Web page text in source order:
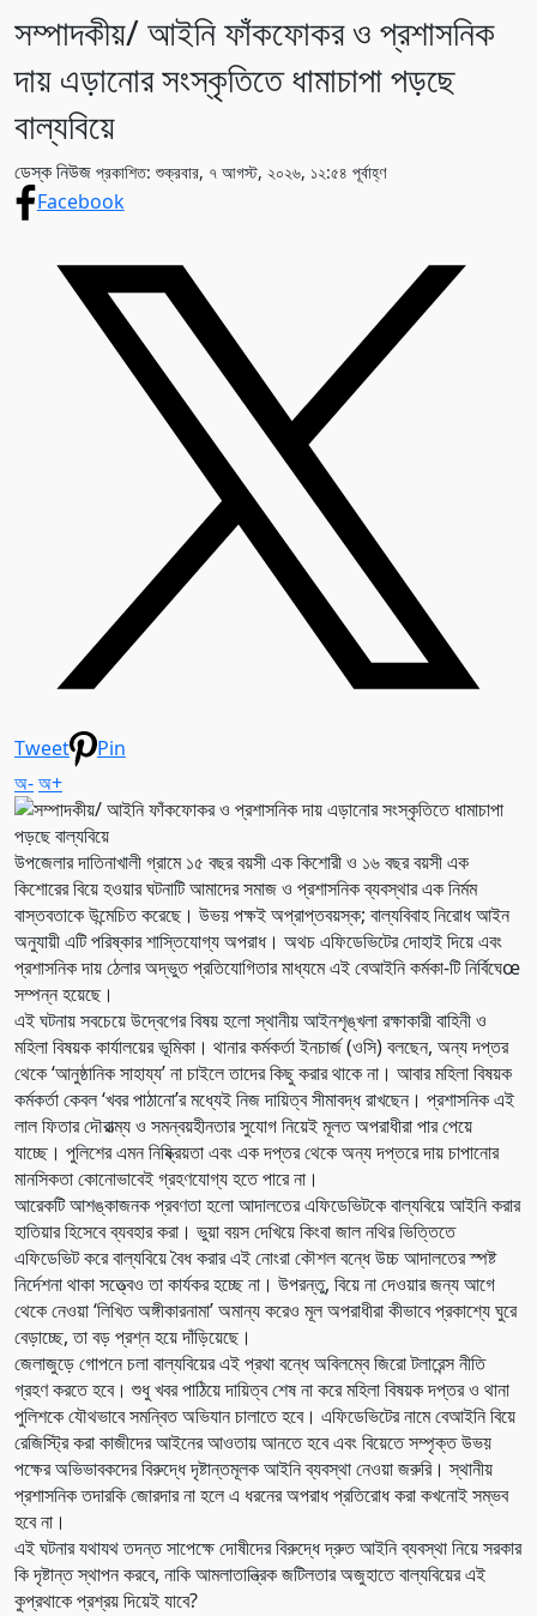
সম্পাদকীয়/ আইনি ফাঁকফোকর ও প্রশাসনিক
দায় এড়ানোর সংস্কৃতিতে ধামাচাপা পড়ছে
বাল্যবিয়ে
ডেস্ক নিউজ প্রকাশিত: শুক্রবার, ৭ আগস্ট, ২০২৬, ১২:৫৪ পূর্বাহ্ণ
Facebook
Tweet
Pin
অ-অ+
উপজেলার দাতিনাখালী গ্রামে ১৫ বছর বয়সী এক কিশোরী ও ১৬ বছর বয়সী এক
কিশোরের বিয়ে হওয়ার ঘটনাটি আমাদের সমাজ ও প্রশাসনিক ব্যবস্থার এক নির্মম
বাস্তবতাকে উন্মেচিত করেছে। উভয় পক্ষই অপ্রাপ্তবয়স্ক; বাল্যবিবাহ নিরোধ আইন
অনুযায়ী এটি পরিষ্কার শাস্তিযোগ্য অপরাধ। অথচ এফিডেভিটের দোহাই দিয়ে এবং
প্রশাসনিক দায় ঠেলার অদ্ভুত প্রতিযোগিতার মাধ্যমে এই বেআইনি কর্মকা-টি নির্বিঘেœ
সম্পন্ন হয়েছে।
এই ঘটনায় সবচেয়ে উদ্বেগের বিষয় হলো স্থানীয় আইনশৃঙ্খলা রক্ষাকারী বাহিনী ও
মহিলা বিষয়ক কার্যালয়ের ভূমিকা। থানার কর্মকর্তা ইনচার্জ (ওসি) বলছেন, অন্য দপ্তর
থেকে ‘আনুষ্ঠানিক সাহায্য’ না চাইলে তাদের কিছু করার থাকে না। আবার মহিলা বিষয়ক
কর্মকর্তা কেবল ‘খবর পাঠানো’র মধ্যেই নিজ দায়িত্ব সীমাবদ্ধ রাখছেন। প্রশাসনিক এই
লাল ফিতার দৌরাত্ম্য ও সমন্বয়হীনতার সুযোগ নিয়েই মূলত অপরাধীরা পার পেয়ে
যাচ্ছে। পুলিশের এমন নিষ্ক্রিয়তা এবং এক দপ্তর থেকে অন্য দপ্তরে দায় চাপানোর
মানসিকতা কোনোভাবেই গ্রহণযোগ্য হতে পারে না।
আরেকটি আশঙ্কাজনক প্রবণতা হলো আদালতের এফিডেভিটকে বাল্যবিয়ে আইনি করার
হাতিয়ার হিসেবে ব্যবহার করা। ভুয়া বয়স দেখিয়ে কিংবা জাল নথির ভিত্তিতে
এফিডেভিট করে বাল্যবিয়ে বৈধ করার এই নোংরা কৌশল বন্ধে উচ্চ আদালতের স্পষ্ট
নির্দেশনা থাকা সত্ত্বেও তা কার্যকর হচ্ছে না। উপরন্তু, বিয়ে না দেওয়ার জন্য আগে
থেকে নেওয়া ‘লিখিত অঙ্গীকারনামা’ অমান্য করেও মূল অপরাধীরা কীভাবে প্রকাশ্যে ঘুরে
বেড়াচ্ছে, তা বড় প্রশ্ন হয়ে দাঁড়িয়েছে।
জেলাজুড়ে গোপনে চলা বাল্যবিয়ের এই প্রথা বন্ধে অবিলম্বে জিরো টলারেন্স নীতি
গ্রহণ করতে হবে। শুধু খবর পাঠিয়ে দায়িত্ব শেষ না করে মহিলা বিষয়ক দপ্তর ও থানা
পুলিশকে যৌথভাবে সমন্বিত অভিযান চালাতে হবে। এফিডেভিটের নামে বেআইনি বিয়ে
রেজিস্ট্রি করা কাজীদের আইনের আওতায় আনতে হবে এবং বিয়েতে সম্পৃক্ত উভয়
পক্ষের অভিভাবকদের বিরুদ্ধে দৃষ্টান্তমূলক আইনি ব্যবস্থা নেওয়া জরুরি। স্থানীয়
প্রশাসনিক তদারকি জোরদার না হলে এ ধরনের অপরাধ প্রতিরোধ করা কখনোই সম্ভব
হবে না।
এই ঘটনার যথাযথ তদন্ত সাপেক্ষে দোষীদের বিরুদ্ধে দ্রুত আইনি ব্যবস্থা নিয়ে সরকার
কি দৃষ্টান্ত স্থাপন করবে, নাকি আমলাতান্ত্রিক জটিলতার অজুহাতে বাল্যবিয়ের এই
কুপ্রথাকে প্রশ্রয় দিয়েই যাবে?